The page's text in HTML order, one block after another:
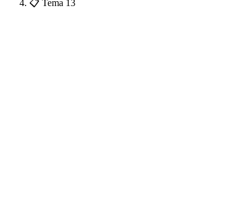
📋 Tema 13